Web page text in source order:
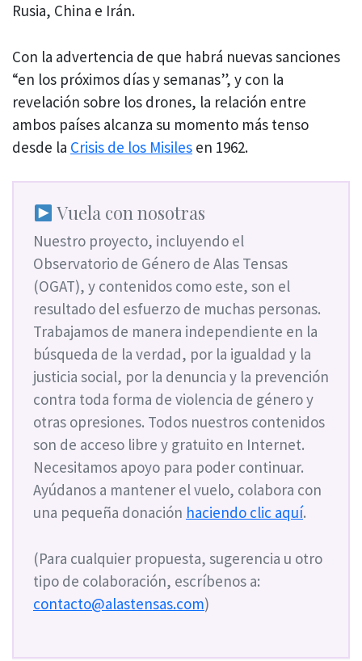
Rusia, China e Irán.
Con la advertencia de que habrá nuevas sanciones
“en los próximos días y semanas”, y con la
revelación sobre los drones, la relación entre
ambos países alcanza su momento más tenso
desde la Crisis de los Misiles en 1962.
Vuela con nosotras
Nuestro proyecto, incluyendo el
Observatorio de Género de Alas Tensas
(OGAT), y contenidos como este, son el
resultado del esfuerzo de muchas personas.
Trabajamos de manera independiente en la
búsqueda de la verdad, por la igualdad y la
justicia social, por la denuncia y la prevención
contra toda forma de violencia de género y
otras opresiones. Todos nuestros contenidos
son de acceso libre y gratuito en Internet.
Necesitamos apoyo para poder continuar.
Ayúdanos a mantener el vuelo, colabora con
una pequeña donación haciendo clic aquí.
(Para cualquier propuesta, sugerencia u otro
tipo de colaboración, escríbenos a:
contacto@alastensas.com)